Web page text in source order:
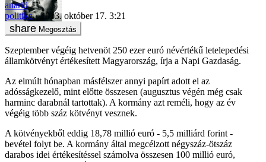
anarki
politika
2013. október 17. 3:21
Megosztás
Szeptember végéig hetvenöt 250 ezer euró névértékű letelepedési
államkötvényt értékesített Magyarország, írja a Napi Gazdaság.
Az elmúlt hónapban másfélszer annyi papírt adott el az
adósságkezelő, mint előtte összesen (augusztus végén még csak
harminc darabnál tartottak). A kormány azt reméli, hogy az év
végéig több száz kötvényt vesznek.
A kötvényekből eddig 18,78 millió euró - 5,5 milliárd forint -
bevétel folyt be. A kormány által megcélzott négyszáz-ötszáz
darabos idei értékesítéssel számolva összesen 100 millió euró,